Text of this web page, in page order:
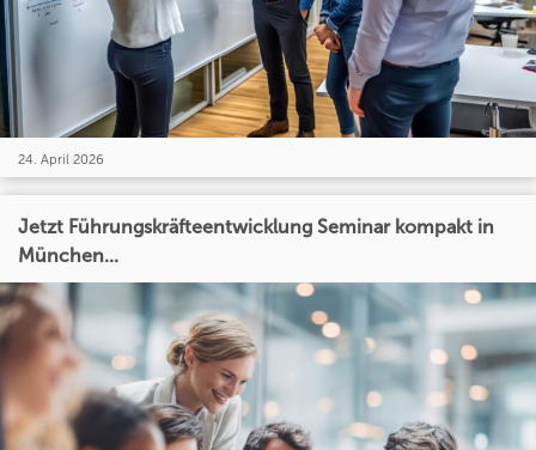
24. April 2026
Jetzt Führungskräfteentwicklung Seminar kompakt in
München...